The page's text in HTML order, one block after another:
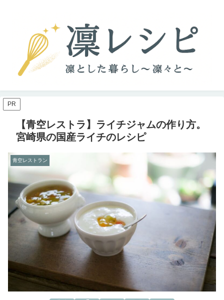
PR
【青空レストラ】ライチジャムの作り方。
宮崎県の国産ライチのレシピ
青空レストラン